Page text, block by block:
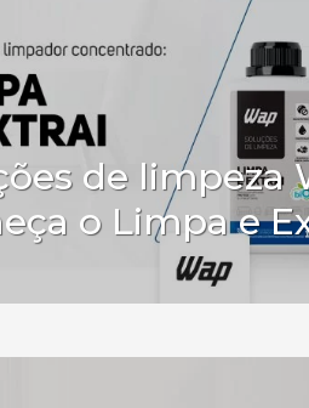
de limpeza
o Limpa e